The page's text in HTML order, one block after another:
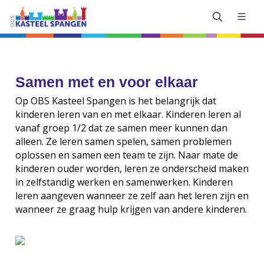
Samen met en voor elkaar
Op OBS Kasteel Spangen is het belangrijk dat
kinderen leren van en met elkaar. Kinderen leren al
vanaf groep 1/2 dat ze samen meer kunnen dan
alleen. Ze leren samen spelen, samen problemen
oplossen en samen een team te zijn. Naar mate de
kinderen ouder worden, leren ze onderscheid maken
in zelfstandig werken en samenwerken. Kinderen
leren aangeven wanneer ze zelf aan het leren zijn en
wanneer ze graag hulp krijgen van andere kinderen.